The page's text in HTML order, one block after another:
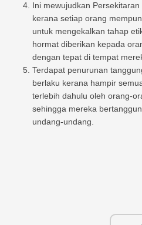
Ini mewujudkan
kerana setiap orang
untuk mengekalkan tahap
hormat diberikan kepada
dengan tepat di tempat
Terdapat penurunan
berlaku kerana hampir
terlebih dahulu oleh orang-
sehingga mereka
undang-undang.